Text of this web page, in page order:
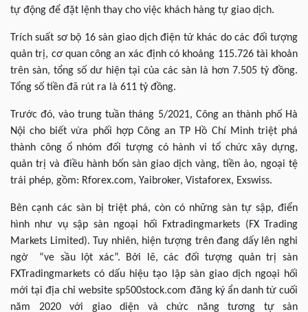
tự động để đặt lệnh thay cho việc khách hàng tự giao dịch.
Trích suất sơ bộ 16 sàn giao dịch điện tử khác do các đối tượng
quản trị, cơ quan công an xác định có khoảng 115.726 tài khoản
trên sàn, tổng số dư hiện tại của các sàn là hơn 7.505 tỷ đồng.
Tổng số tiền đã rút ra là 611 tỷ đồng.
Trước đó, vào trung tuần tháng 5/2021, Công an thành phố Hà
Nội cho biết vừa phối hợp Công an TP Hồ Chí Minh triệt phá
thành công ổ nhóm đối tượng có hành vi tổ chức xây dựng,
quản trị và điều hành bốn sàn giao dịch vàng, tiền ảo, ngoại tệ
trái phép, gồm: Rforex.com, Yaibroker, Vistaforex, Exswiss.
Bên cạnh các sàn bị triệt phá, còn có những sàn tự sập, điển
hình như vụ sập sàn ngoại hối Fxtradingmarkets (FX Trading
Markets Limited). Tuy nhiên, hiện tượng trên đang dấy lên nghi
ngờ “ve sầu lột xác”. Bởi lẽ, các đối tượng quản trị sàn
FXTradingmarkets có dấu hiệu tạo lập sàn giao dịch ngoại hối
mới tại địa chỉ website sp500stock.com đăng ký ẩn danh từ cuối
năm 2020 với giao diện và chức năng tương tự sàn